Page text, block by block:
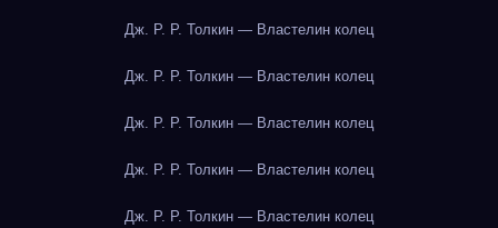
Дж. Р. Р. Толкин — Властелин колец
Дж. Р. Р. Толкин — Властелин колец
Дж. Р. Р. Толкин — Властелин колец
Дж. Р. Р. Толкин — Властелин колец
Дж. Р. Р. Толкин — Властелин колец